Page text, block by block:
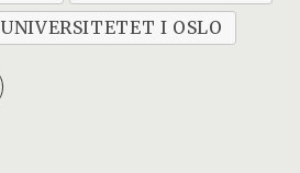
UNIVERSITETET I OSLO